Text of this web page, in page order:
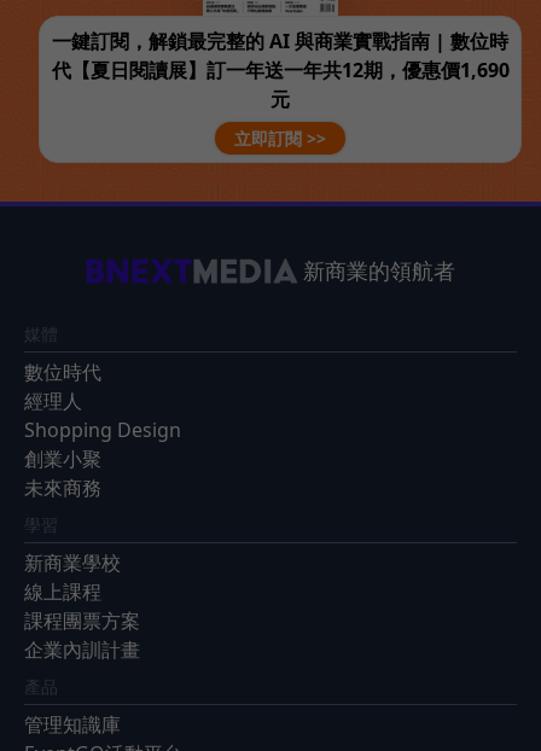
一鍵訂閱，解鎖最完整的 AI 與商業實戰指南 | 數位時
代【夏日閱讀展】訂一年送一年共12期，優惠價1,690
元
立即訂閱 >>
新商業的領航者
媒體
數位時代
經理人
Shopping Design
創業小聚
未來商務
學習
新商業學校
線上課程
課程團票方案
企業內訓計畫
產品
管理知識庫